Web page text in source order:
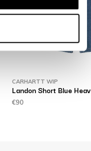
CARHARTT WIP
Landon Short Blue
€90